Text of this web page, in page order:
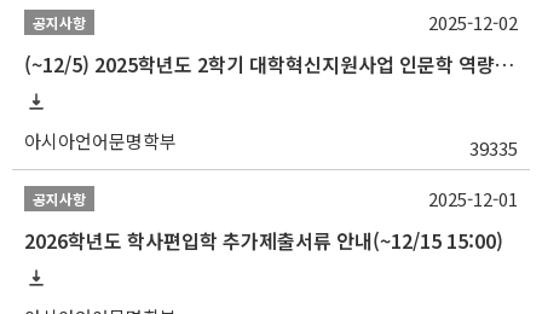
공지사항
(~12/5) 2025학년도 2학기 대학혁신지원사업 인문학 역량강화 국제학술대회 참가 경비 지원 안내(2차)
아시아언어문명학부 39335
2025-12-02
공지사항
2026학년도 학사편입학 추가제출서류 안내(~12/15 15:00)
2025-12-01